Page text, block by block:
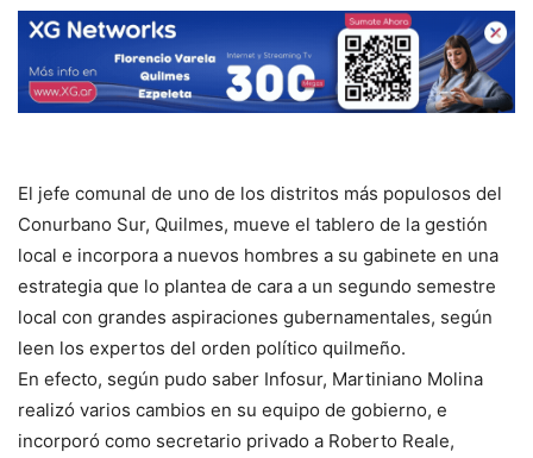
El jefe comunal de uno de los distritos más populosos del
Conurbano Sur, Quilmes, mueve el tablero de la gestión
local e incorpora a nuevos hombres a su gabinete en una
estrategia que lo plantea de cara a un segundo semestre
local con grandes aspiraciones gubernamentales, según
leen los expertos del orden político quilmeño.
En efecto, según pudo saber Infosur, Martiniano Molina
realizó varios cambios en su equipo de gobierno, e
incorporó como secretario privado a Roberto Reale,